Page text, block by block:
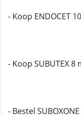
- Koop ENDOCET
- Koop SUBUTEX 8
- Bestel